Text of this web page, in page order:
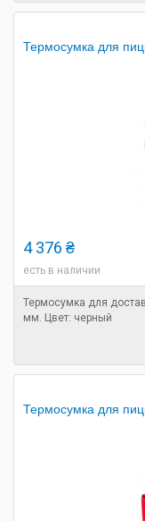
Термосумка для
4 376 ₴
есть в наличии
Термосумка для
мм. Цвет: черный
Термосумка для